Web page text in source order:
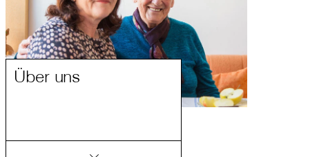
Über uns